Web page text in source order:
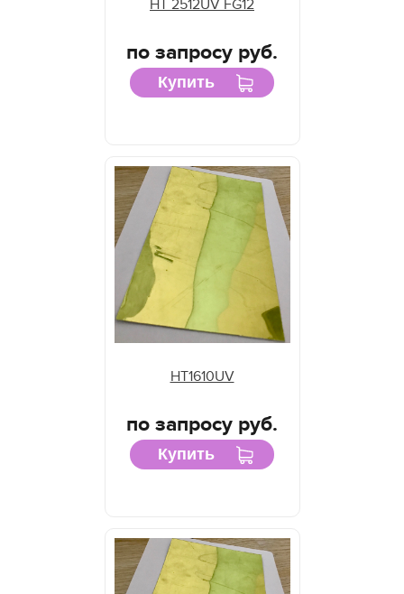
HT 2512UV FG12
по запросу руб.
Купить
HT1610UV
по запросу руб.
Купить